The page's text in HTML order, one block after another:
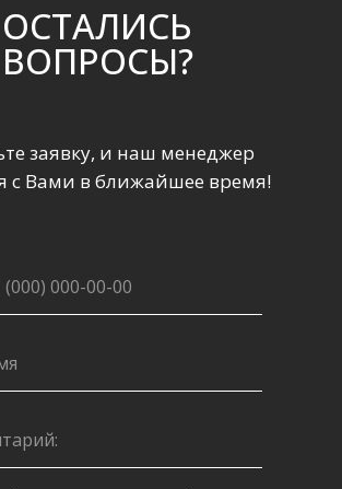
ОСТАЛИСЬ
ВОПРОСЫ?
заявку, и наш менеджер
с Вами в ближайшее время!